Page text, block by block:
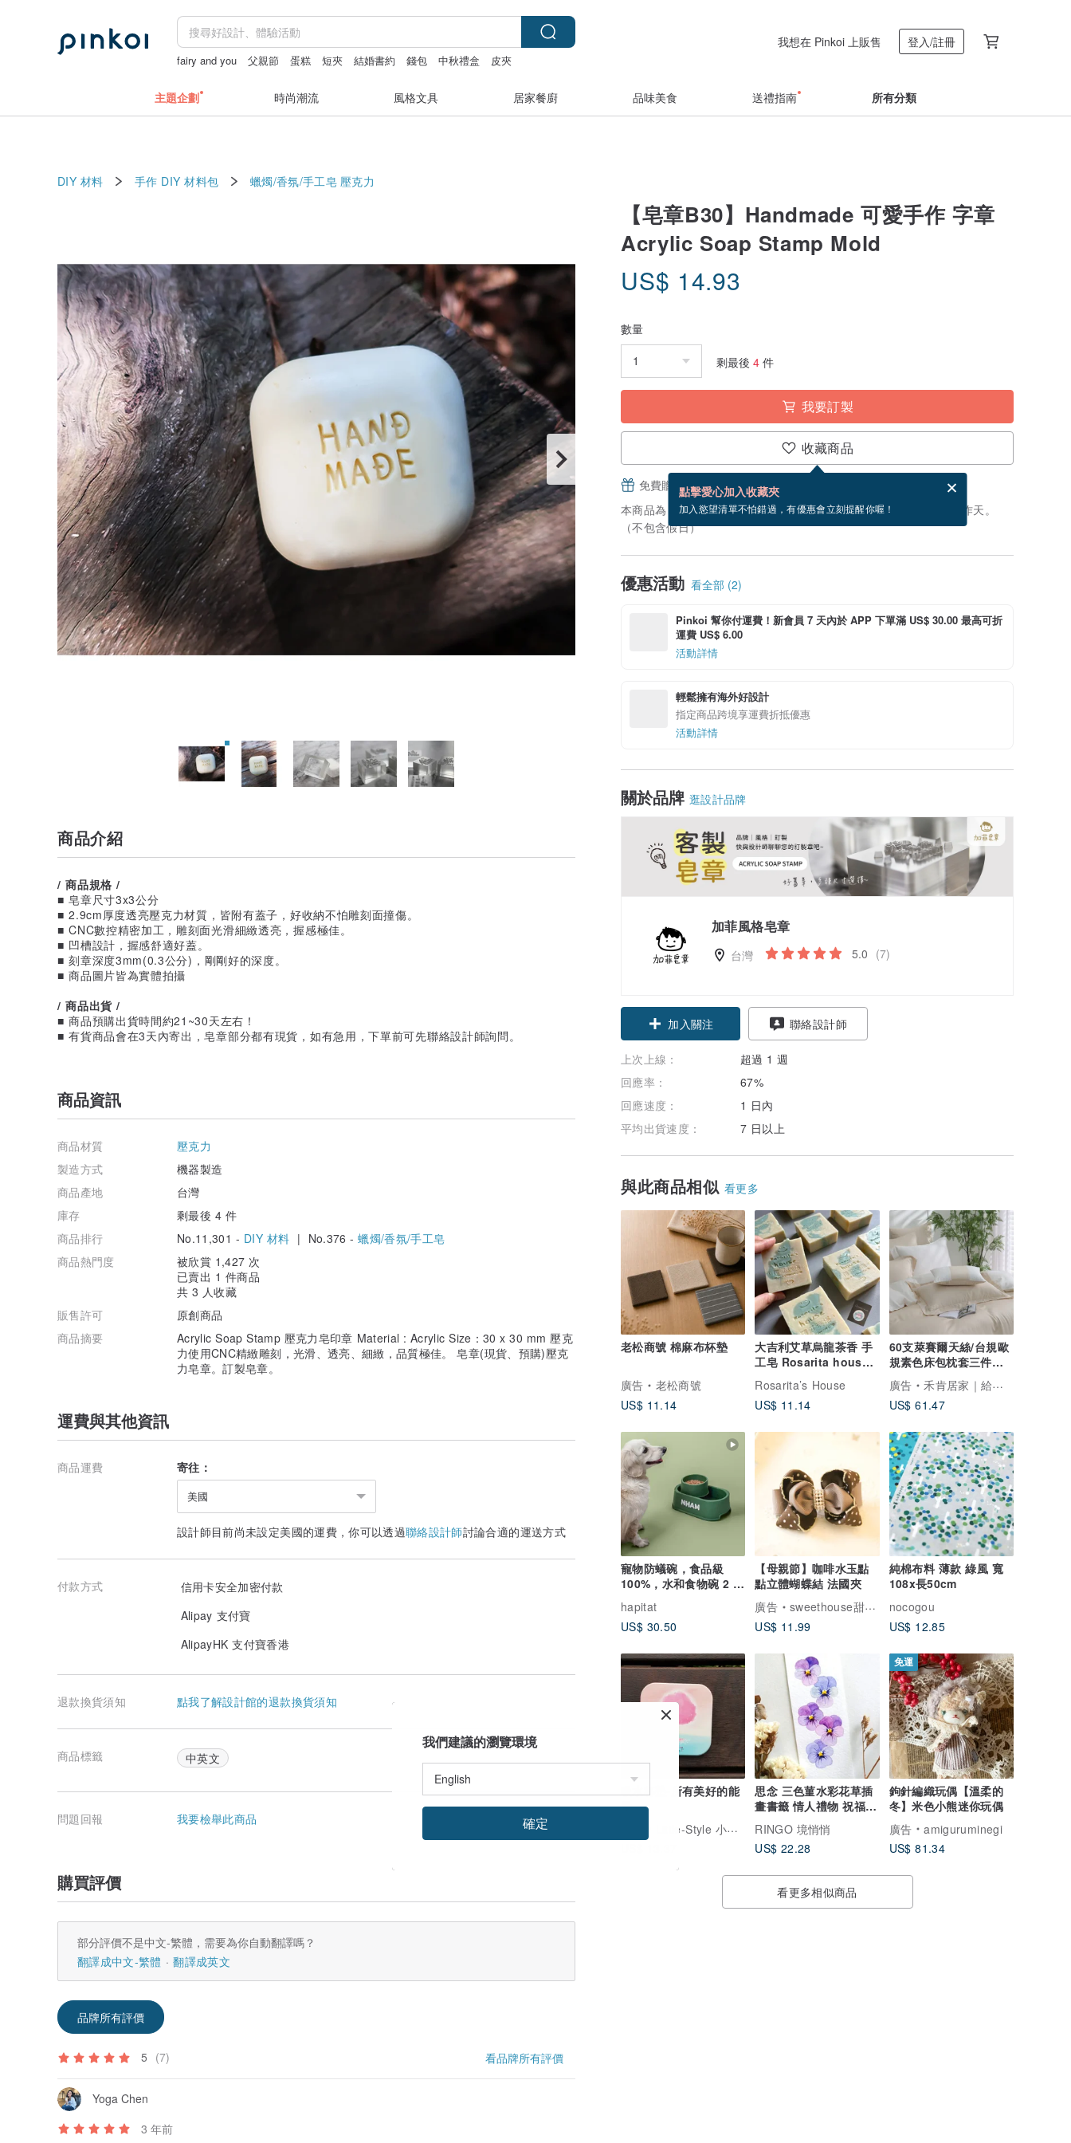
fairy and you 父親節 蛋糕 短夾 結婚書約 錢包 中秋禮盒 皮夾
我想在 Pinkoi 上販售 登入/註冊
主題企劃 時尚潮流 風格文具 居家餐廚 品味美食 送禮指南 所有分類
DIY 材料 手作 DIY 材料包 蠟燭/香氛/手工皂 壓克力
【皂章B30】Handmade 可愛手作 字章
Acrylic Soap Stamp Mold
US$ 14.93
數量
剩最後 4 件
我要訂製
收藏商品
點擊愛心加入收藏夾
加入慾望清單不怕錯過，有優惠會立刻提醒你喔！
免費贈送電子賀卡，結帳完成後填寫
本商品為「接單訂製」。付款後，從開始製作到寄出商品為 30 個工作天。
（不包含假日）
優惠活動 看全部 (2)
Pinkoi 幫你付運費！新會員 7 天內於 APP 下單滿 US$ 30.00 最高可折
運費 US$ 6.00
活動詳情
輕鬆擁有海外好設計
指定商品跨境享運費折抵優惠
活動詳情
關於品牌 逛設計品牌
加菲風格皂章
台灣 5.0 (7)
加入關注 聯絡設計師
上次上線：
超過 1 週
回應率：
67%
回應速度：
1 日內
平均出貨速度：
7 日以上
與此商品相似 看更多
老松商號 棉麻布杯墊
廣告
老松商號
US$ 11.14
大吉利艾草烏龍茶香 手
工皂 Rosarita house
羅莎瑞塔
Rosarita’s House
US$ 11.14
60支萊賽爾天絲/台規歐
規素色床包枕套三件式/
多款顏色/可訂做
廣告
禾肯居家｜給你一個賀睏的夜晚
US$ 61.47
寵物防蟻碗，食品級
100%，水和食物碗 2 合
1 ，綠
hapitat
US$ 30.50
【母親節】咖啡水玉點
點立體蝴蝶結 法國夾
廣告
sweethouse甜心小屋手創髮飾
US$ 11.99
純棉布料 薄款 綠風 寬
108x長50cm
nocogou
US$ 12.85
吸水杯墊-所有美好的能
量
Little-Style 小簡生活式
思念 三色菫水彩花草插
畫書籤 情人禮物 祝福卡
片 (原畫)
RINGO 境悄悄
US$ 22.28
免運
鉤針編織玩偶【溫柔的
冬】米色小熊迷你玩偶
廣告
amiguruminegi
US$ 81.34
看更多相似商品
商品介紹
/ 商品規格 /
■ 皂章尺寸3x3公分
■ 2.9cm厚度透亮壓克力材質，皆附有蓋子，好收納不怕雕刻面撞傷。
■ CNC數控精密加工，雕刻面光滑細緻透亮，握感極佳。
■ 凹槽設計，握感舒適好蓋。
■ 刻章深度3mm(0.3公分)，剛剛好的深度。
■ 商品圖片皆為實體拍攝
/ 商品出貨 /
■ 商品預購出貨時間約21~30天左右！
■ 有貨商品會在3天內寄出，皂章部分都有現貨，如有急用，下單前可先聯絡設計師詢問。
商品資訊
商品材質
壓克力
製造方式
機器製造
商品產地
台灣
庫存
剩最後 4 件
商品排行
No.11,301 - DIY 材料 | No.376 -蠟燭/香氛/手工皂
商品熱門度
被欣賞 1,427 次
已賣出 1 件商品
共 3 人收藏
販售許可
原創商品
商品摘要
Acrylic Soap Stamp 壓克力皂印章 Material : Acrylic Size：30 x 30 mm 壓克
力使用CNC精緻雕刻，光滑、透亮、細緻，品質極佳。 皂章(現貨、預購)壓克
力皂章。訂製皂章。
運費與其他資訊
商品運費 寄往：
美國
設計師目前尚未設定美國的運費，你可以透過聯絡設計師討論合適的運送方式
付款方式
信用卡安全加密付款
Alipay 支付寶
AlipayHK 支付寶香港
退款換貨須知 點我了解設計館的退款換貨須知
商品標籤 中英文
問題回報 我要檢舉此商品
購買評價
部分評價不是中文-繁體，需要為你自動翻譯嗎？
翻譯成中文-繁體
翻譯成英文
品牌所有評價
5 (7) 看品牌所有評價
Yoga Chen
3 年前
我們建議的瀏覽環境
確定